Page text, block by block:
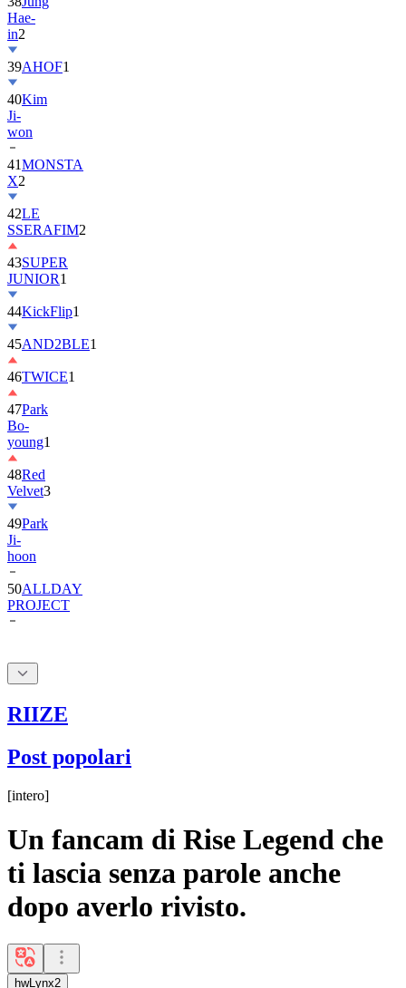
Hae-
in2
39AHOF1
40Kim
Ji-
won
41MONSTA
X2
42LE
SSERAFIM2
43SUPER
JUNIOR1
44KickFlip1
45AND2BLE1
46TWICE1
47Park
Bo-
young1
48Red
Velvet3
49Park
Ji-
hoon
50ALLDAY
PROJECT
RIIZE
Post popolari
[intero]
Un fancam di Rise Legend che
ti lascia senza parole anche
dopo averlo rivisto.
hwLynx2